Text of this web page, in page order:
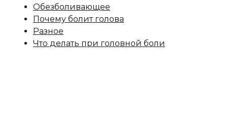
Обезболивающее
Почему болит голова
Разное
Что делать при головной боли